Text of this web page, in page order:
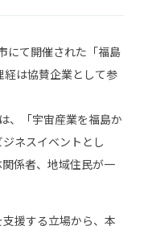
にて開催された「福島
経は協賛企業として参
、「宇宙産業を福島か
ネスイベントとし
係者、地域住民が一
援する立場から、本